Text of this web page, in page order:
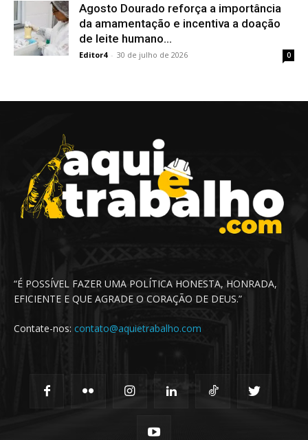
Agosto Dourado reforça a importância
da amamentação e incentiva a doação
de leite humano...
Editor4 - 30 de julho de 2026 0
“É POSSÍVEL FAZER UMA POLÍTICA HONESTA, HONRADA,
EFICIENTE E QUE AGRADE O CORAÇÃO DE DEUS.”
Contate-nos: contato@aquietrabalho.com